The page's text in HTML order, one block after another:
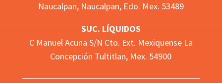
Naucalpan, Naucalpan, Edo. Mex. 53489
SUC. LÍQUIDOS
C Manuel Acuna S/N Cto. Ext. Mexiquense La
Concepción Tultitlan, Mex. 54900